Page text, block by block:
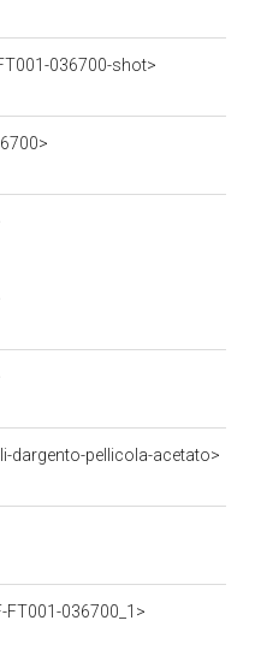
036700-shot>
dargento-pellicola-acetato>
036700_1>